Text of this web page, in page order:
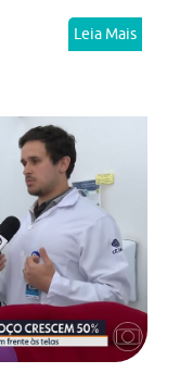
Leia Mais